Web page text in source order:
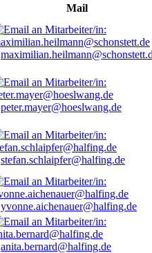
Mail
peter.mayer@hoeslwang.de
stefan.schlaipfer@halfing.de
yvonne.aichenauer@halfing.de
anita.bernard@halfing.de